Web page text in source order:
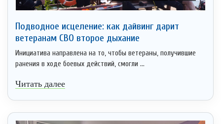
Подводное исцеление: как дайвинг дарит
ветеранам СВО второе дыхание
Инициатива направлена на то, чтобы ветераны, получившие
ранения в ходе боевых действий, смогли ...
Читать далее